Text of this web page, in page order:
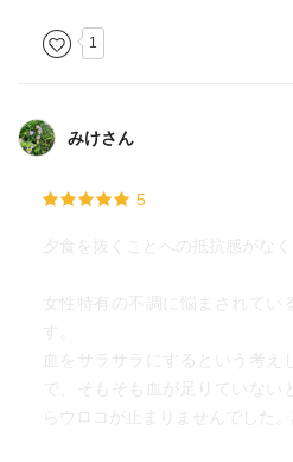
1
みけさん
5
夕食を抜くことへの抵抗感がなく
女性特有の不調に悩まされてい
す。
血をサラサラにするという考え
で、そもそも血が足りていない
らウロコが止まりませんでした